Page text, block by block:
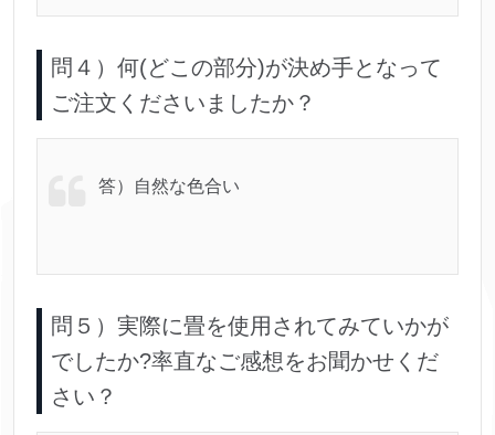
問４）何(どこの部分)が決め手となって
ご注文くださいましたか？
答）自然な色合い
問５）実際に畳を使用されてみていかが
でしたか?率直なご感想をお聞かせくだ
さい？